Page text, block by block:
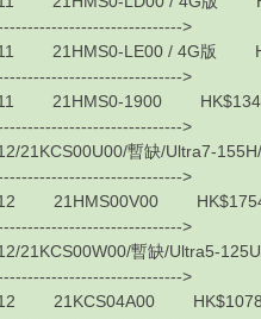
>
21HMS0-LE00 / 4G版
>
21HMS0-1900
>
21KCS00U00/暫缺/Ultra7-
>
21HMS00V00 HK$17540
>
21KCS00W00/暫缺/Ultra5-
>
21KCS04A00 HK$10780